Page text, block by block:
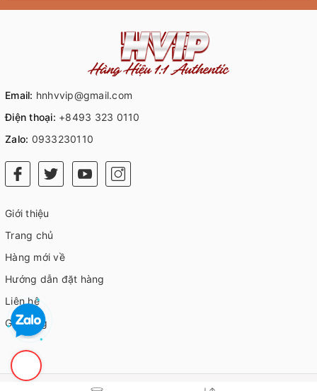
Email: hnhvvip@gmail.com
Điện thoại: +8493 323 0110
Zalo: 0933230110
Giới thiệu
Trang chủ
Hàng mới về
Hướng dẫn đặt hàng
Liên hệ
Giỏ hàng
© Bản quyền thuộc về HVIP